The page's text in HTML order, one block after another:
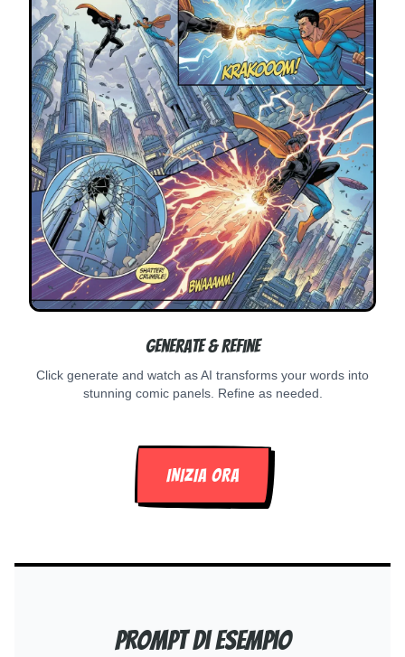
Generate & Refine
Click generate and watch as AI transforms your words into
stunning comic panels. Refine as needed.
INIZIA ORA
Prompt di esempio